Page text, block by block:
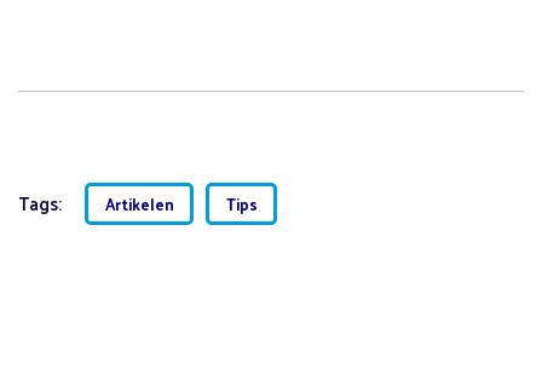
Tags: Artikelen Tips